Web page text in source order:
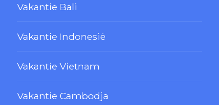
Vakantie Bali
Vakantie Indonesië
Vakantie Vietnam
Vakantie Cambodja